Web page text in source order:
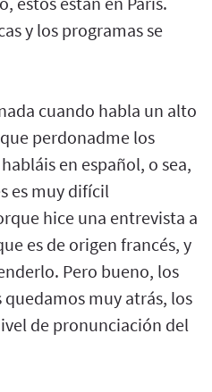
y los programas se
cuando habla un alto
perdonadme los
en español, o sea,
es muy difícil
hice una entrevista a
es de origen francés, y
Pero bueno, los
muy atrás, los
de pronunciación del